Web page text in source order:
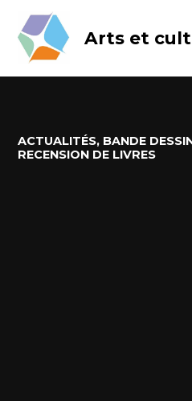
content
Arts et
POSTED
IN
ACTUALITÉS, BANDE
RECENSION DE LIVRES